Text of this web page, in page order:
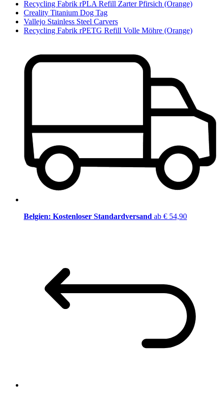
Recycling Fabrik rPLA Refill Zarter Pfirsich (Orange)
Creality Titanium Dog Tag
Vallejo Stainless Steel Carvers
Recycling Fabrik rPETG Refill Volle Möhre (Orange)
Belgien: Kostenloser Standardversand ab € 54,90